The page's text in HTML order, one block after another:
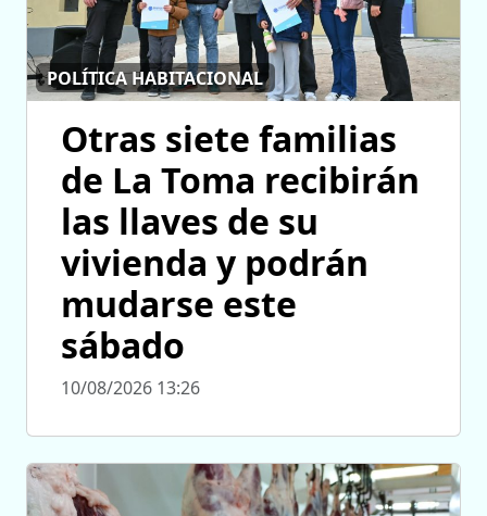
POLÍTICA HABITACIONAL
Otras siete familias
de La Toma recibirán
las llaves de su
vivienda y podrán
mudarse este
sábado
10/08/2026 13:26